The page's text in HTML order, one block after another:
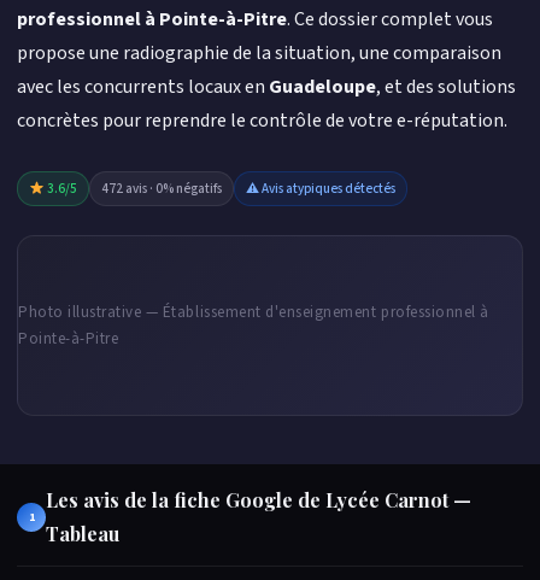
professionnel à Pointe-à-Pitre. Ce dossier complet vous
propose une radiographie de la situation, une comparaison
avec les concurrents locaux en Guadeloupe, et des solutions
concrètes pour reprendre le contrôle de votre e-réputation.
3.6/5 472 avis · 0% négatifs ⚠ Avis atypiques détectés
Photo illustrative — Établissement d'enseignement professionnel à
Pointe-à-Pitre
1
Les avis de la fiche Google de Lycée Carnot —
Tableau